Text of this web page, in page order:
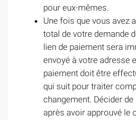
pour eux-mêmes.
Une fois que vous avez
total de votre demande
lien de paiement sera
envoyé à votre adresse
paiement doit être
qui suit pour traiter
changement. Décider de
après avoir approuvé le